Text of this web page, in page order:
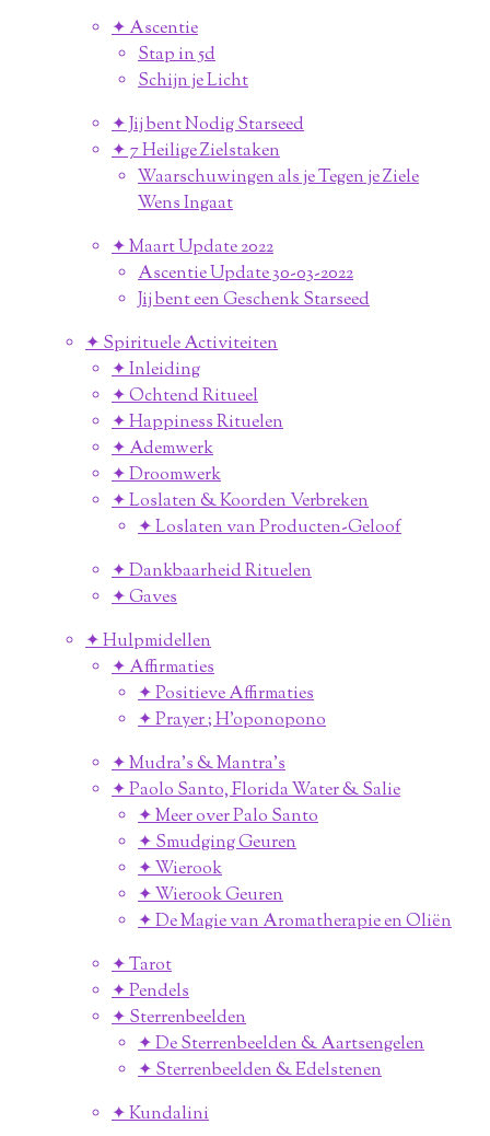
✦ Ascentie
Stap in 5d
Schijn je Licht
✦ Jij bent Nodig Starseed
✦ 7 Heilige Zielstaken
Waarschuwingen als je Tegen je Ziele
Wens Ingaat
✦ Maart Update 2022
Ascentie Update 30-03-2022
Jij bent een Geschenk Starseed
✦ Spirituele Activiteiten
✦ Inleiding
✦ Ochtend Ritueel
✦ Happiness Rituelen
✦ Ademwerk
✦ Droomwerk
✦ Loslaten & Koorden Verbreken
✦ Loslaten van Producten-Geloof
✦ Dankbaarheid Rituelen
✦ Gaves
✦ Hulpmidellen
✦ Affirmaties
✦ Positieve Affirmaties
✦ Prayer ; H'oponopono
✦ Mudra's & Mantra's
✦ Paolo Santo, Florida Water & Salie
✦ Meer over Palo Santo
✦ Smudging Geuren
✦ Wierook
✦ Wierook Geuren
✦ De Magie van Aromatherapie en Oliën
✦ Tarot
✦ Pendels
✦ Sterrenbeelden
✦ De Sterrenbeelden & Aartsengelen
✦ Sterrenbeelden & Edelstenen
✦ Kundalini